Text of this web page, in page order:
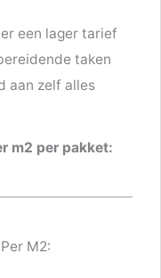
een lager tarief
taken
aan zelf alles
m2 per pakket:
M2: